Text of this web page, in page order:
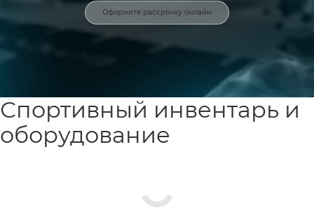
Оформите рассрочку онлайн
Спортивный инвентарь и
оборудование